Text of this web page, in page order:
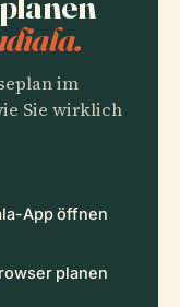
im
Sie wirklich
App öffnen
planen